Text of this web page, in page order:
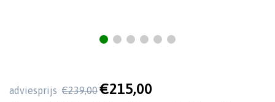
adviesprijs €239,00 €215,00